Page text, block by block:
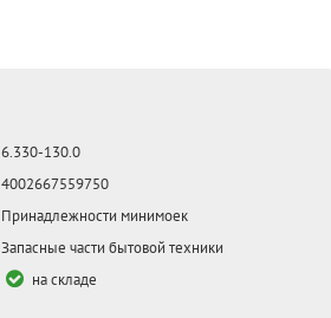
6.330-130.0
4002667559750
Принадлежности минимоек
Запасные части бытовой техники
на складе